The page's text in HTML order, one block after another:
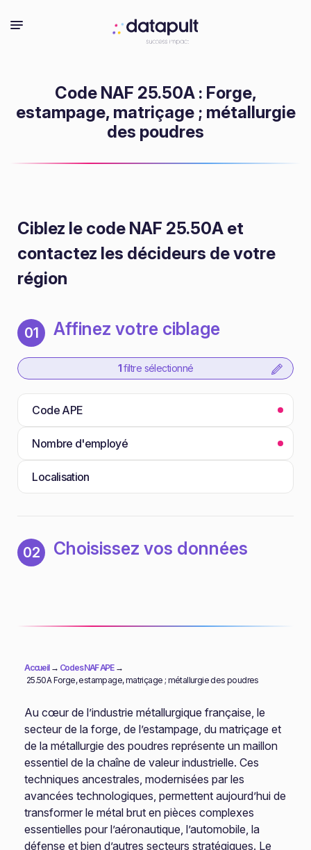
Code NAF 25.50A : Forge,
estampage, matriçage ; métallurgie
des poudres
Ciblez le code NAF 25.50A et
contactez les décideurs de votre
région
01 Affinez votre ciblage
1 filtre sélectionné
Code APE
Nombre d'employé
Localisation
02 Choisissez vos données
Accueil→ Codes NAF APE→
25.50A Forge, estampage, matriçage ; métallurgie des poudres
Au cœur de l’industrie métallurgique française, le
secteur de la forge, de l’estampage, du matriçage et
de la métallurgie des poudres représente un maillon
essentiel de la chaîne de valeur industrielle. Ces
techniques ancestrales, modernisées par les
avancées technologiques, permettent aujourd’hui de
transformer le métal brut en pièces complexes
essentielles pour l’aéronautique, l’automobile, la
défense et bien d’autres secteurs stratégiques. Le